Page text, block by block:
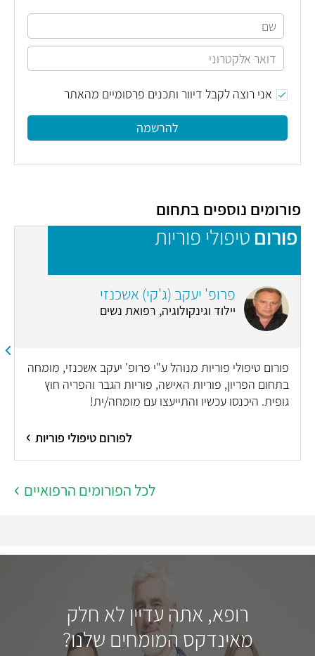
אני רוצה לקבל דיוור ותכנים פרסומיים מהאתר
להרשמה
פורומים נוספים בתחום
פורום טיפולי פוריות
פרופ' יעקב (ג'קי) אשכנזי
יילוד וגינקולוגיה, רפואת נשים
פורום טיפולי פוריות מנוהל ע"י פרופ' יעקב אשכנזי, מומחה
בתחום הפריון, פוריות האישה, פוריות הגבר והפריה חוץ
גופית. היכנסו עכשיו והתייעצו עם מומחה/ית!
לפורום טיפולי פוריות
לכל הפורומים הרפואיים
רופא, אתה עדיין לא חלק
מאינדקס המומחים שלנו?